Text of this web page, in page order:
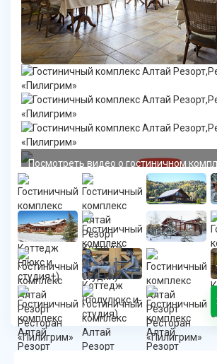
Посмотреть видео о гостиничном
Резорт